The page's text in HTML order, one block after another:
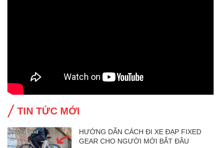
TIN TỨC MỚI
HƯỚNG DẪN CÁCH ĐI XE ĐẠP FIXED
GEAR CHO NGƯỜI MỚI BẮT ĐẦU